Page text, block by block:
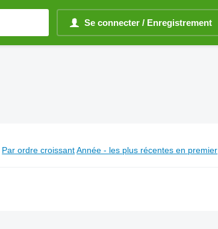
Se connecter / Enregistrement
Par ordre croissant Année - les plus récentes en premier